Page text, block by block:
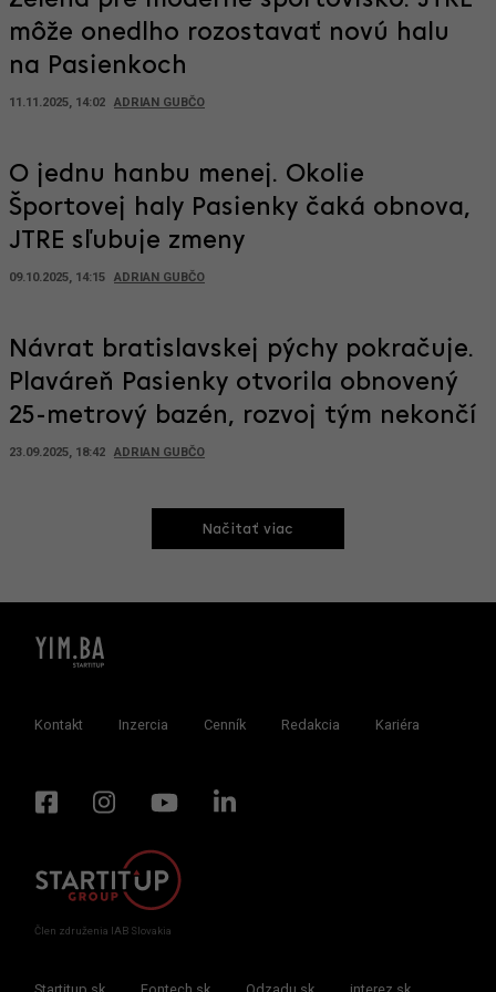
môže onedlho rozostavať novú halu
na Pasienkoch
11.11.2025, 14:02 ADRIAN GUBČO
O jednu hanbu menej. Okolie
Športovej haly Pasienky čaká obnova,
JTRE sľubuje zmeny
09.10.2025, 14:15 ADRIAN GUBČO
Návrat bratislavskej pýchy pokračuje.
Plaváreň Pasienky otvorila obnovený
25-metrový bazén, rozvoj tým nekončí
23.09.2025, 18:42 ADRIAN GUBČO
Načitať viac
Kontakt Inzercia Cenník Redakcia Kariéra
Člen združenia IAB Slovakia